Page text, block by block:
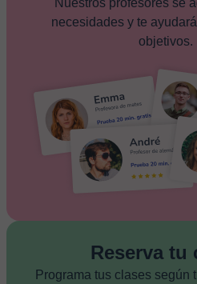
Nuestros profesores se
necesidades y te
objetivos.
Reserva tu
Programa tus clases según